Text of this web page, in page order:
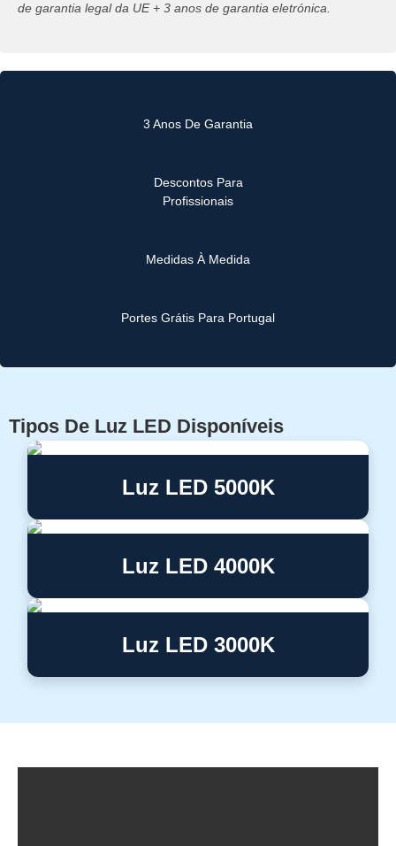
de garantia legal da UE + 3 anos de garantia eletrónica.
3 Anos De Garantia
Descontos Para
Profissionais
Medidas À Medida
Portes Grátis Para Portugal
Tipos De Luz LED Disponíveis
Luz LED 5000K
Luz LED 4000K
Luz LED 3000K